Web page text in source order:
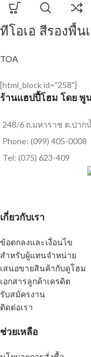
ทีโอเอ สีรองพื้น
TOA
[html_block id="258"]
ร้านแฮปปี้โฮม โดย พู
248/6 ถ.มหาราช ต.ปาก
Phone: (099) 405-0008
Tel: (075) 623-409
เกี่ยวกับเรา
ข้อตกลงและเงื่อนไข
สำหรับผู้แทนจำหน่าย
เสนอขายสินค้ากับดูโฮม
เอกสารลูกค้าเครดิต
รับสมัครงาน
ติดต่อเรา
ช่วยเหลือ